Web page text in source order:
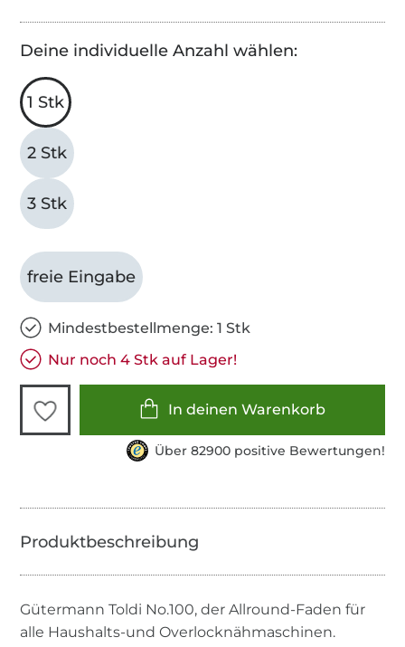
Deine individuelle Anzahl wählen:
1 Stk
2 Stk
3 Stk
freie Eingabe
Mindestbestellmenge: 1 Stk
Nur noch 4 Stk auf Lager!
In deinen Warenkorb
Über 82900 positive Bewertungen!
Gütermann Toldi No.100, der Allround-Faden für
alle Haushalts-und Overlocknähmaschinen.